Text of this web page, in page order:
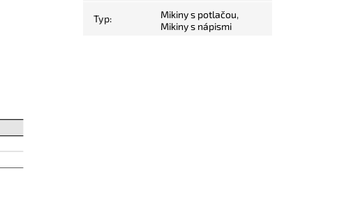
Typ: Mikiny s potlačou,
Mikiny s nápismi